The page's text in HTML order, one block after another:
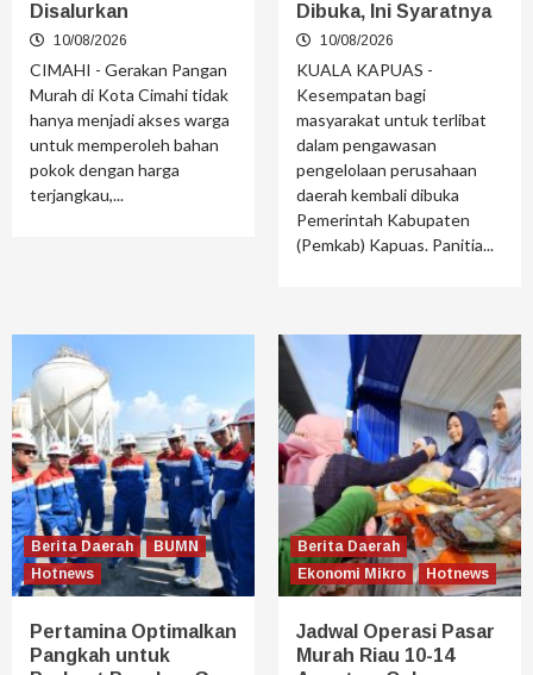
Disalurkan
10/08/2026
CIMAHI - Gerakan Pangan
Murah di Kota Cimahi tidak
hanya menjadi akses warga
untuk memperoleh bahan
pokok dengan harga
terjangkau,...
Dibuka, Ini Syaratnya
10/08/2026
KUALA KAPUAS -
Kesempatan bagi
masyarakat untuk terlibat
dalam pengawasan
pengelolaan perusahaan
daerah kembali dibuka
Pemerintah Kabupaten
(Pemkab) Kapuas. Panitia...
Berita Daerah
BUMN
Hotnews
Pertamina Optimalkan
Pangkah untuk
Berita Daerah
Ekonomi Mikro
Hotnews
Jadwal Operasi Pasar
Murah Riau 10-14